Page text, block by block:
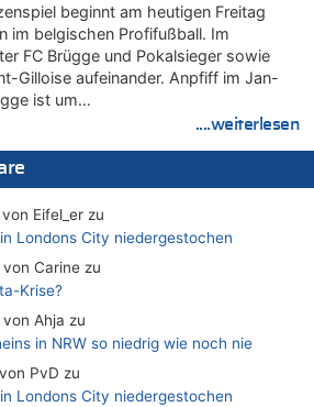
beginnt am heutigen Freitag
im belgischen Profifußball. Im
FC Brügge und Pokalsieger sowie
Gilloise aufeinander. Anpfiff im Jan-
ist um…
....weiterlesen
Eifel_er zu
Londons City niedergestochen
Carine zu
Krise?
Ahja zu
in NRW so niedrig wie noch nie
PvD zu
Londons City niedergestochen